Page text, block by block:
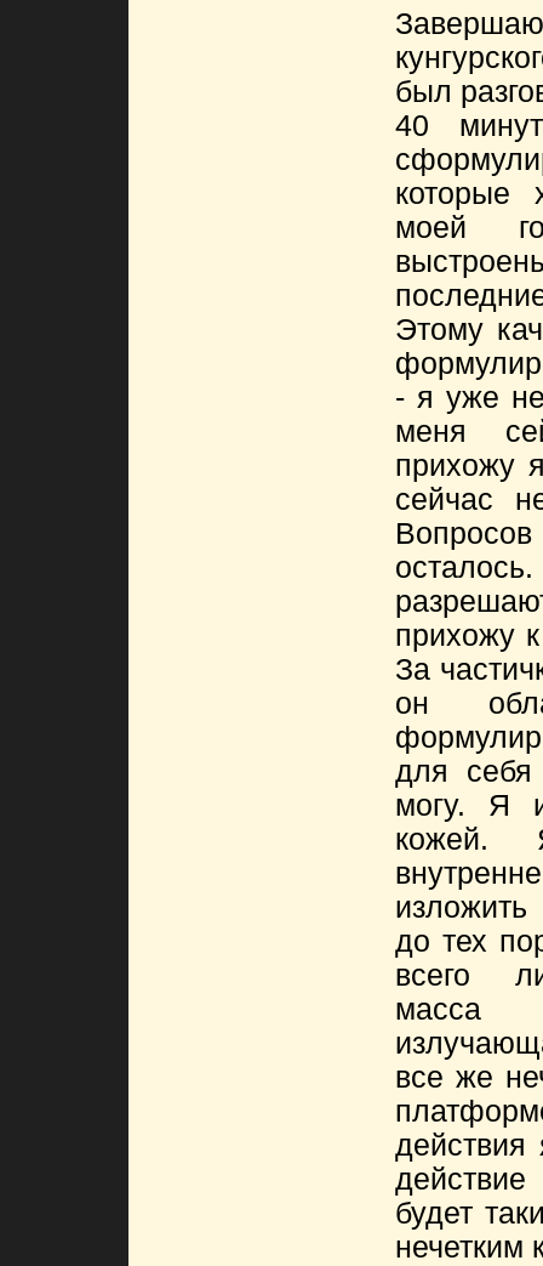
был
40
которые
моей
Этому
- я уже
меня
прихожу
сейчас
прихожу
За
он
для себя
могу. Я
кожей.
до тех
всего
все же
действия
будет
нечетким